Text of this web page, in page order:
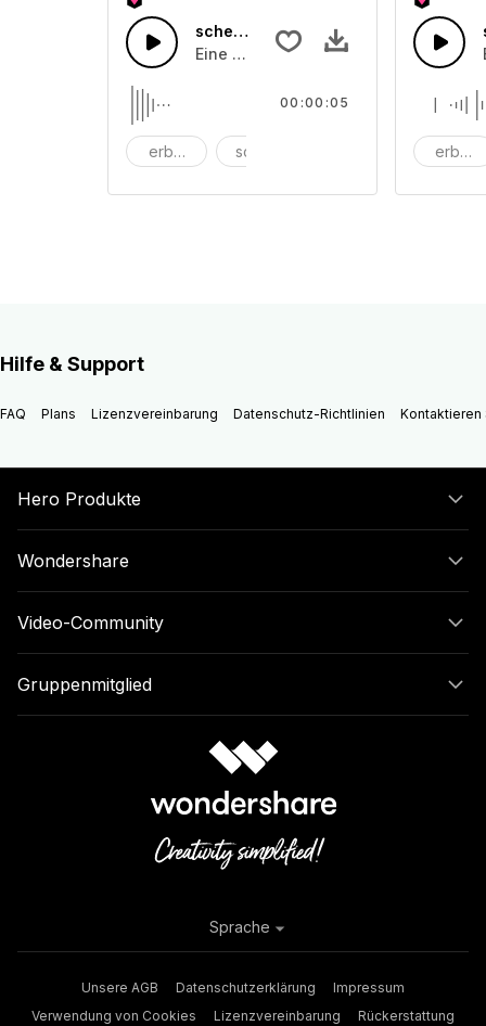
scheitern 35
Eine Ansammlung von Jammer und
erbärmlich schreien
00:00:05
Hilfe & Support
FAQ Plans Lizenzvereinbarung Datenschutz-Richtlinien Kontaktieren
Hero Produkte
Wondershare
Video-Community
Gruppenmitglied
Unsere AGB Datenschutzerklärung
Impressum
Verwendung von Cookies
Lizenzvereinbarung
Rückerstattung
Sprache